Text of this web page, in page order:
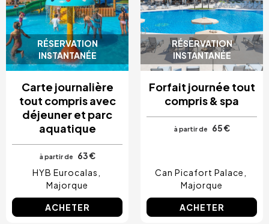
RÉSERVATION
INSTANTANÉE
Carte journalière
tout compris avec
déjeuner et parc
aquatique
à partir de
63 €
HYB Eurocalas
Majorque
ACHETER
RÉSERVATION
INSTANTANÉE
Forfait journée tout
compris & spa
à partir de 65 €
Can Picafort Palace
Majorque
ACHETER